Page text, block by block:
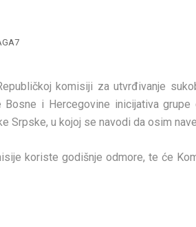
komisiji za utvrđivanje
i Hercegovine inicijativa
Srpske, u kojoj se navodi da osim
koriste godišnje odmore, te će